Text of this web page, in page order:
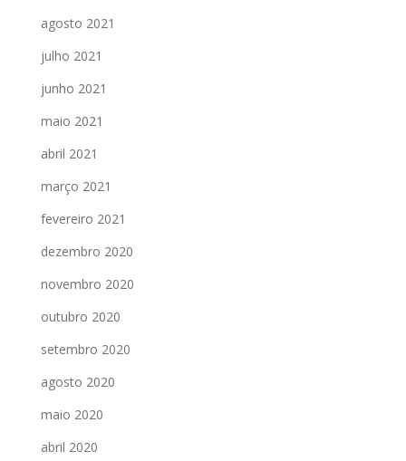
agosto 2021
julho 2021
junho 2021
maio 2021
abril 2021
março 2021
fevereiro 2021
dezembro 2020
novembro 2020
outubro 2020
setembro 2020
agosto 2020
maio 2020
abril 2020